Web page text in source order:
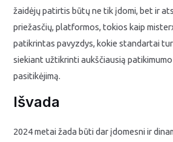
žaidėjų patirtis būtų ne tik įdomi, bet ir
priežasčių, platformos, tokios kaip
patikrintas pavyzdys, kokie standartai
siekiant užtikrinti aukščiausią
pasitikėjimą.
Išvada
2024 metai žada būti dar įdomesni ir